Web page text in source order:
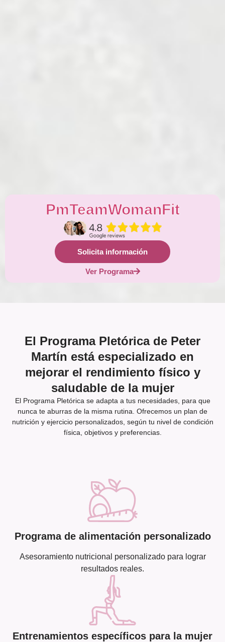
PmTeamWomanFit
Solicita información
Ver Programa
El Programa Pletórica de Peter
Martín está especializado en
mejorar el rendimiento físico y
saludable de la mujer
El Programa Pletórica se adapta a tus necesidades, para que
nunca te aburras de la misma rutina. Ofrecemos un plan de
nutrición y ejercicio personalizados, según tu nivel de condición
física, objetivos y preferencias.
Programa de alimentación personalizado
Asesoramiento nutricional personalizado para lograr
resultados reales.
Entrenamientos específicos para la mujer